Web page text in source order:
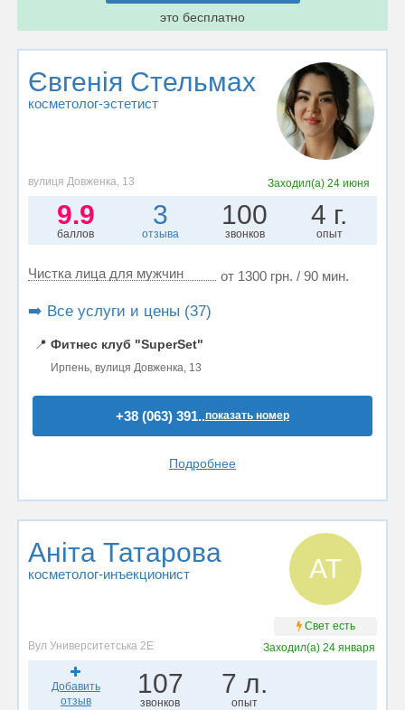
это бесплатно
Євгенія Стельмах
косметолог-эстетист
вулиця Довженка, 13 Заходил(а)24 июня
9.9
баллов
3
отзыва
100
звонков
4 г.
опыт
Чистка лица для мужчин от 1300 грн. / 90 мин.
➡️ Все услуги и цены (37)
📍 Фитнес клуб "SuperSet"
Ирпень, вулиця Довженка, 13
+38 (063) 391..показать номер
Подробнее
Аніта Татарова
косметолог-инъекционист АТ
Свет есть
Вул Университетська 2Е
Заходил(а) 24 января
Добавить
отзыв
107
звонков
7 л.
опыт